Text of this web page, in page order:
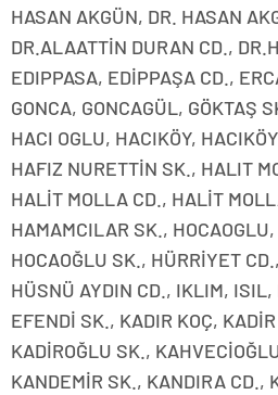
HASAN AKGÜN, DR. HASAN
DR.ALAATTİN DURAN CD.,
EDIPPASA, EDİPPAŞA CD.,
GONCA, GONCAGÜL, GÖKTAŞ
HACI OGLU, HACIKÖY,
HAFIZ NURETTİN SK., HALIT
HALİT MOLLA CD., HALİT
HAMAMCILAR SK.,
HOCAOĞLU SK., HÜRRİYET
HÜSNÜ AYDIN CD., IKLIM,
EFENDİ SK., KADIR KOÇ,
KADİROĞLU SK.,
KANDEMİR SK., KANDIRA CD.,